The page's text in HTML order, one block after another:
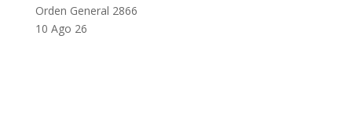
Orden General 2866
10 Ago 26